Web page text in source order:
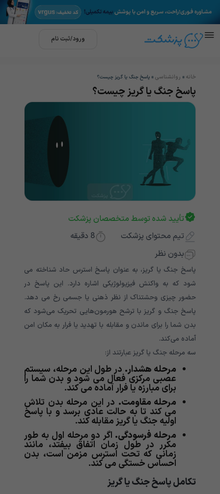
ورود/ثبت نام
خانه » روانشناسی » پاسخ جنگ یا گریز چیست؟
پاسخ جنگ یا گریز چیست؟
تأیید شده توسط متخصصان پزشکت
تیم محتوای پزشکت
8 دقیقه
بدون نظر
پاسخ جنگ یا گریز، به عنوان پاسخ استرس حاد شناخته می
شود که به واکنش فیزیولوژیکی اشاره دارد. این پاسخ در
حضور چیزی وحشتناک از نظر ذهنی یا جسمی رخ می دهد.
پاسخ جنگ و گریز با ترشح هورمون‌هایی تحریک می‌شود که
بدن شما را برای ماندن و مقابله با تهدید یا فرار به مکان امن
آماده می‌کند.
سه مرحله جنگ یا گریز عبارتند از:
مرحله هشدار. در طول این مرحله، سیستم
عصبی مرکزی فعال می شود و بدن شما را
برای مبارزه یا فرار آماده می کند.
مرحله مقاومت. در این مرحله بدن تلاش
می کند تا به حالت عادی برسد و با پاسخ
اولیه جنگ یا گریز مقابله کند.
مرحله فرسودگی. اگر دو مرحله اول به طور
مکرر در طول زمان اتفاق بیفتد، مانند
زمانی که تحت استرس مزمن است، بدن
احساس خستگی می کند.
تکامل پاسخ جنگ یا گریز